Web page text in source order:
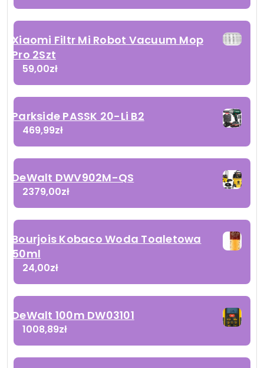
Xiaomi Filtr Mi Robot Vacuum Mop
Pro 2Szt
59,00zł
Parkside PASSK 20-Li B2
469,99zł
DeWalt DWV902M-QS
2379,00zł
Bourjois Kobaco Woda Toaletowa
50ml
24,00zł
DeWalt 100m DW03101
1008,89zł